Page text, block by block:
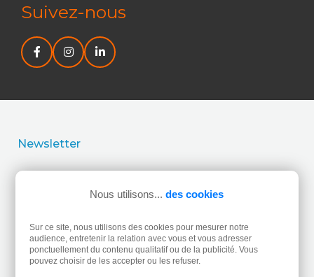
Suivez-nous
Newsletter
l’utilisation de mes données personnelles.Lire la politique
Nous utilisons... des cookies
Sur ce site, nous utilisons des cookies pour mesurer notre
audience, entretenir la relation avec vous et vous adresser
ponctuellement du contenu qualitatif ou de la publicité. Vous
pouvez choisir de les accepter ou les refuser.